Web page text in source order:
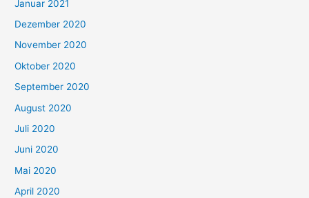
Januar 2021
Dezember 2020
November 2020
Oktober 2020
September 2020
August 2020
Juli 2020
Juni 2020
Mai 2020
April 2020